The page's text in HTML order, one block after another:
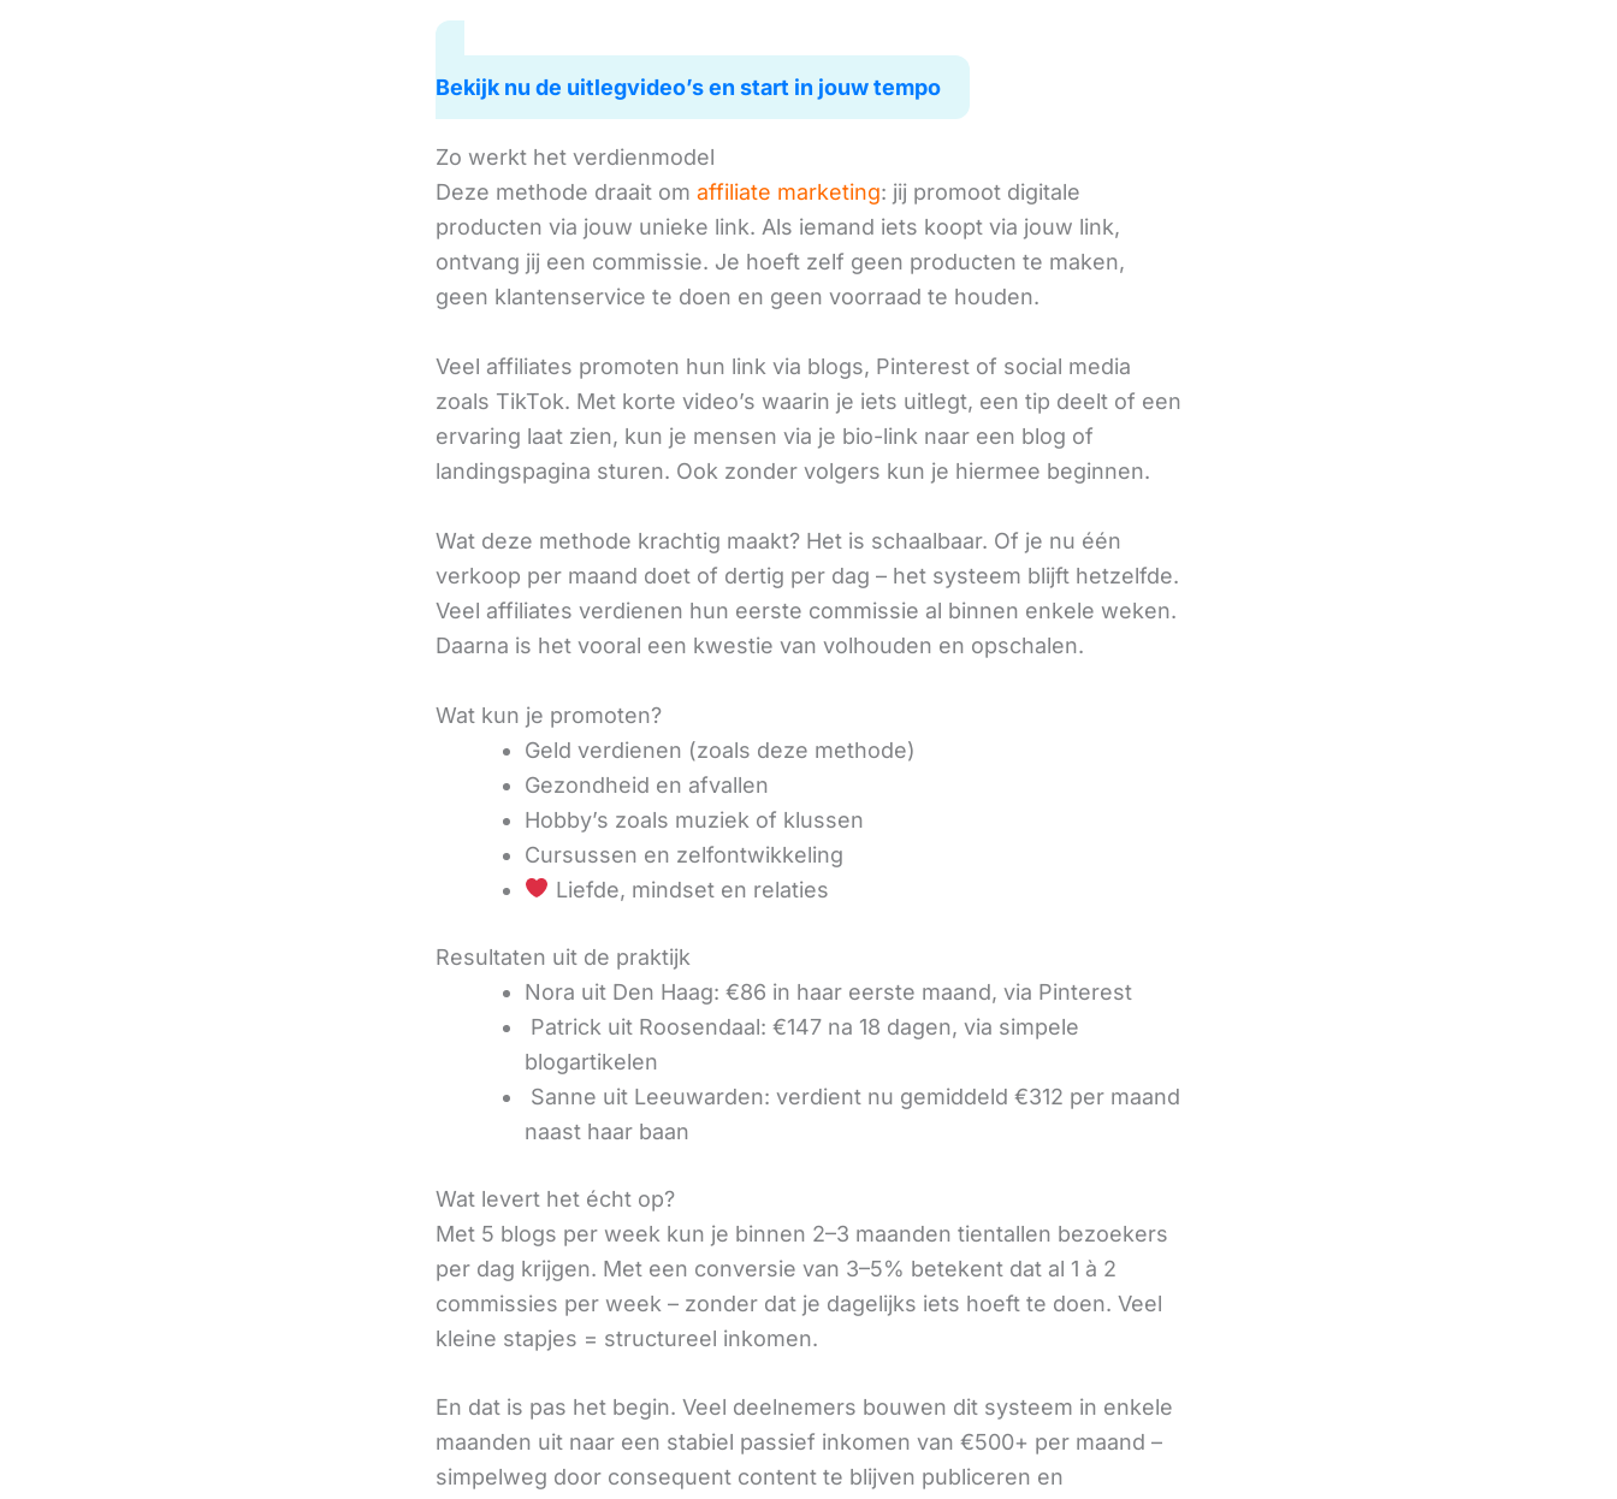
Bekijk nu de uitlegvideo’s en start in jouw tempo
Zo werkt het verdienmodel
Deze methode draait om affiliate marketing: jij promoot digitale
producten via jouw unieke link. Als iemand iets koopt via jouw link,
ontvang jij een commissie. Je hoeft zelf geen producten te maken,
geen klantenservice te doen en geen voorraad te houden.
Veel affiliates promoten hun link via blogs, Pinterest of social media
zoals TikTok. Met korte video’s waarin je iets uitlegt, een tip deelt of een
ervaring laat zien, kun je mensen via je bio-link naar een blog of
landingspagina sturen. Ook zonder volgers kun je hiermee beginnen.
Wat deze methode krachtig maakt? Het is schaalbaar. Of je nu één
verkoop per maand doet of dertig per dag – het systeem blijft hetzelfde.
Veel affiliates verdienen hun eerste commissie al binnen enkele weken.
Daarna is het vooral een kwestie van volhouden en opschalen.
Wat kun je promoten?
Geld verdienen (zoals deze methode)
Gezondheid en afvallen
Hobby’s zoals muziek of klussen
Cursussen en zelfontwikkeling
Liefde, mindset en relaties
Resultaten uit de praktijk
Nora uit Den Haag: €86 in haar eerste maand, via Pinterest
‍ Patrick uit Roosendaal: €147 na 18 dagen, via simpele
blogartikelen
‍ Sanne uit Leeuwarden: verdient nu gemiddeld €312 per maand
naast haar baan
Wat levert het écht op?
Met 5 blogs per week kun je binnen 2–3 maanden tientallen bezoekers
per dag krijgen. Met een conversie van 3–5% betekent dat al 1 à 2
commissies per week – zonder dat je dagelijks iets hoeft te doen. Veel
kleine stapjes = structureel inkomen.
En dat is pas het begin. Veel deelnemers bouwen dit systeem in enkele
maanden uit naar een stabiel passief inkomen van €500+ per maand –
simpelweg door consequent content te blijven publiceren en